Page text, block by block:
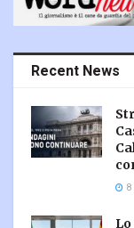
Recent News
8